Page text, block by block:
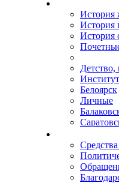
История
История
История
Детство,
Институт
Белоярск
Личные